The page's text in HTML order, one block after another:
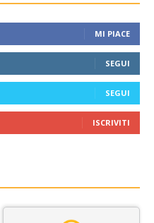
MI PIACE
SEGUI
SEGUI
ISCRIVITI